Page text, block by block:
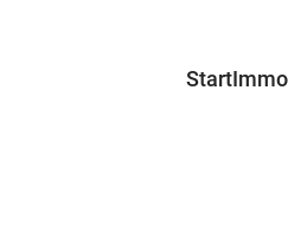
Start